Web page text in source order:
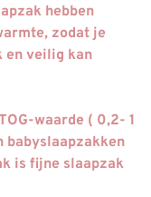
hebben
zodat je
en veilig kan
waarde ( 0,2- 1
babyslaapzakken
is fijne slaapzak